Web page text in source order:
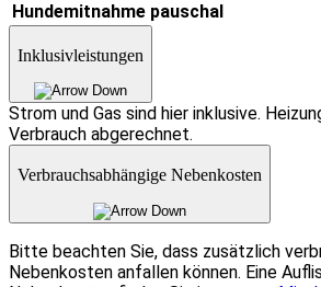
Hundemitnahme pauschal
Inklusivleistungen
Strom und Gas sind hier inklusive.
Verbrauch abgerechnet.
Verbrauchsabhängige Nebenkosten
Bitte beachten Sie, dass zusätzlich
Nebenkosten anfallen können. Eine